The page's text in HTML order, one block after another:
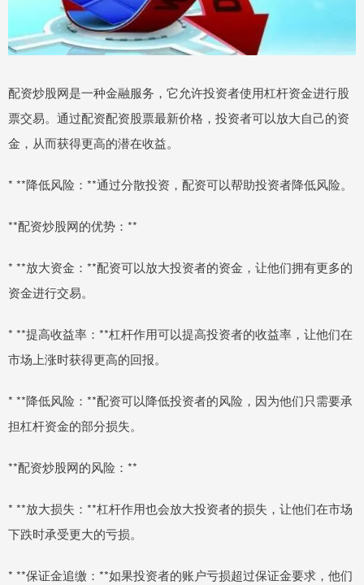
配资炒股网是一种金融服务，它允许投资者使用杠杆资金进行股
票交易。通过配资配资股票最新价格，投资者可以放大自己的资
金，从而获得更高的潜在收益。
* **降低风险：**通过分散投资，配资可以帮助投资者降低风险。
**配资炒股网的优势：**
* **放大资金：**配资可以放大投资者的资金，让他们拥有更多的
资金进行交易。
* **提高收益率：**杠杆作用可以提高投资者的收益率，让他们在
市场上涨时获得更高的回报。
* **降低风险：**配资可以降低投资者的风险，因为他们只需要承
担杠杆资金的部分损失。
**配资炒股网的风险：**
* **放大损失：**杠杆作用也会放大投资者的损失，让他们在市场
下跌时承受更大的亏损。
* **保证金追缴：**如果投资者的账户亏损超过保证金要求，他们